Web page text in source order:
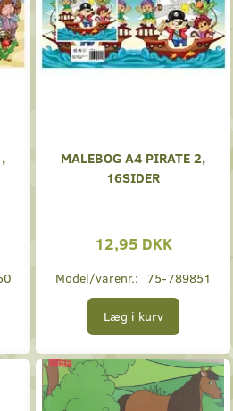
MALEBOG A4 PIRATE 2,
16SIDER
12,95 DKK
Model/varenr.: 75-789851
Læg i kurv